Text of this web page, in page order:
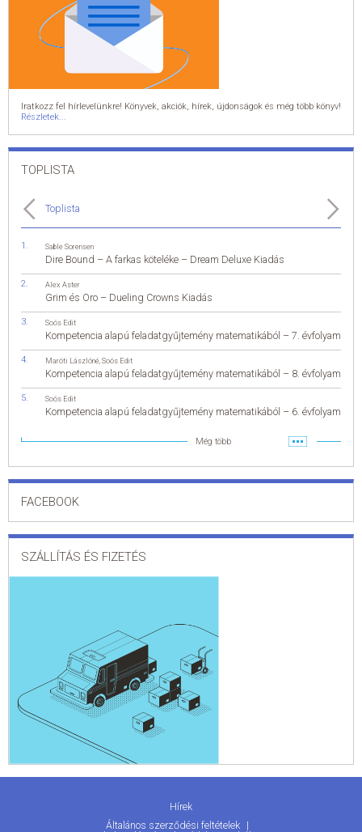
Iratkozz fel hírlevelünkre! Könyvek, akciók, hírek, újdonságok és még több könyv!
Részletek...
TOPLISTA
Toplista
Sable Sorensen
Dire Bound – A farkas köteléke – Dream Deluxe Kiadás
Alex Aster
Grim és Oro – Dueling Crowns Kiadás
Soós Edit
Kompetencia alapú feladatgyűjtemény matematikából – 7. évfolyam
Maróti Lászlóné Soós Edit
Kompetencia alapú feladatgyűjtemény matematikából – 8. évfolyam
Soós Edit
Kompetencia alapú feladatgyűjtemény matematikából – 6. évfolyam
Még több
FACEBOOK
SZÁLLÍTÁS ÉS FIZETÉS
Hírek
Általános szerződési feltételek